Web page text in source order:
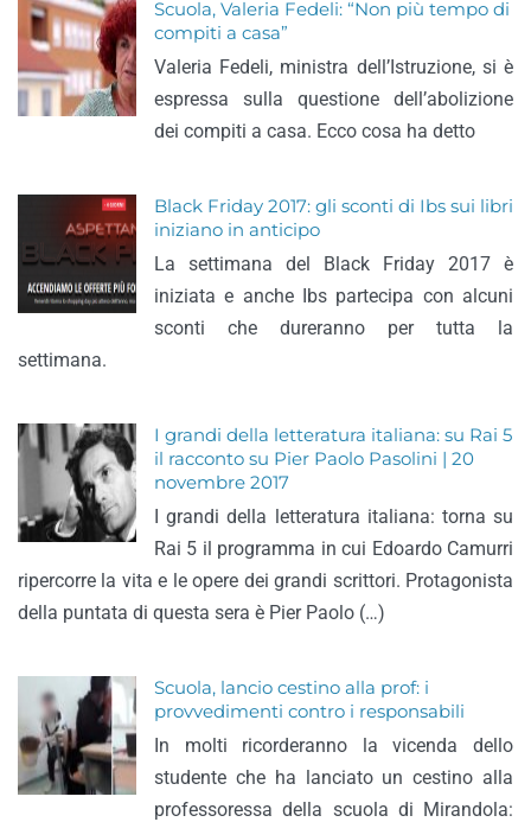
Scuola, Valeria Fedeli: “Non più tempo di
compiti a casa”
Valeria Fedeli, ministra dell’Istruzione, si è
espressa sulla questione dell’abolizione
dei compiti a casa. Ecco cosa ha detto
Black Friday 2017: gli sconti di Ibs sui libri
iniziano in anticipo
La settimana del Black Friday 2017 è
iniziata e anche Ibs partecipa con alcuni
sconti che dureranno per tutta la
settimana.
I grandi della letteratura italiana: su Rai 5
il racconto su Pier Paolo Pasolini | 20
novembre 2017
I grandi della letteratura italiana: torna su
Rai 5 il programma in cui Edoardo Camurri
ripercorre la vita e le opere dei grandi scrittori. Protagonista
della puntata di questa sera è Pier Paolo (…)
Scuola, lancio cestino alla prof: i
provvedimenti contro i responsabili
In molti ricorderanno la vicenda dello
studente che ha lanciato un cestino alla
professoressa della scuola di Mirandola: